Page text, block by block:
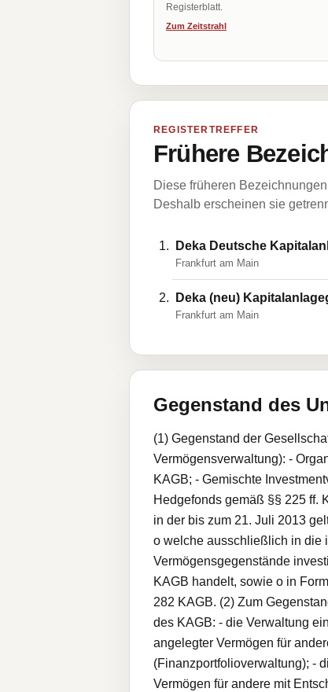
Registerblatt.
Zum Zeitstrahl
REGISTERTREFFER
Frühere
Diese früheren
Deshalb erscheinen sie
Deka Deutsche
Frankfurt am Main
Deka (neu)
Frankfurt am Main
Gegenstand des
(1) Gegenstand der
Vermögensverwaltung): -
KAGB; - Gemischte
Hedgefonds gemäß §§ 225 ff.
in der bis zum 21. Juli 2013
o welche ausschließlich in die
Vermögensgegenstände
KAGB handelt, sowie o in
282 KAGB. (2) Zum
des KAGB: - die Verwaltung
angelegter Vermögen für
(Finanzportfolioverwaltung); -
Vermögen für andere mit